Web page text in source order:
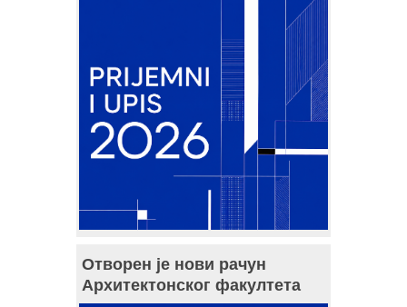
Отворен је нови рачун
Архитектонског факултета